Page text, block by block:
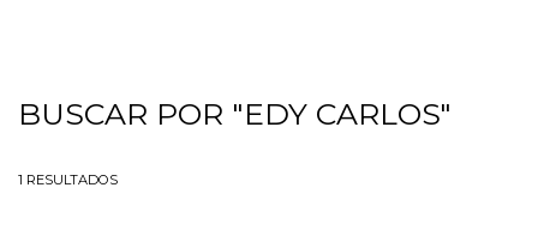
BUSCAR POR "EDY CARLOS"
1 RESULTADOS